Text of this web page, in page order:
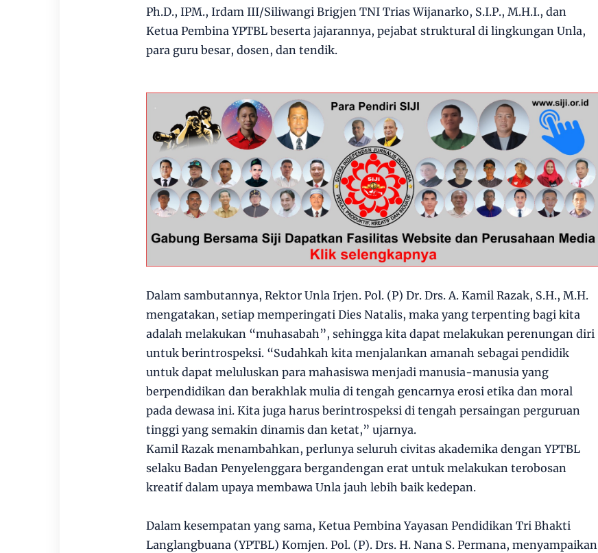
Ph.D., IPM., Irdam III/Siliwangi Brigjen TNI Trias Wijanarko, S.I.P., M.H.I., dan
Ketua Pembina YPTBL beserta jajarannya, pejabat struktural di lingkungan Unla,
para guru besar, dosen, dan tendik.
Dalam sambutannya, Rektor Unla Irjen. Pol. (P) Dr. Drs. A. Kamil Razak, S.H., M.H.
mengatakan, setiap memperingati Dies Natalis, maka yang terpenting bagi kita
adalah melakukan “muhasabah”, sehingga kita dapat melakukan perenungan diri
untuk berintrospeksi. “Sudahkah kita menjalankan amanah sebagai pendidik
untuk dapat meluluskan para mahasiswa menjadi manusia-manusia yang
berpendidikan dan berakhlak mulia di tengah gencarnya erosi etika dan moral
pada dewasa ini. Kita juga harus berintrospeksi di tengah persaingan perguruan
tinggi yang semakin dinamis dan ketat,” ujarnya.
Kamil Razak menambahkan, perlunya seluruh civitas akademika dengan YPTBL
selaku Badan Penyelenggara bergandengan erat untuk melakukan terobosan
kreatif dalam upaya membawa Unla jauh lebih baik kedepan.
Dalam kesempatan yang sama, Ketua Pembina Yayasan Pendidikan Tri Bhakti
Langlangbuana (YPTBL) Komjen. Pol. (P). Drs. H. Nana S. Permana, menyampaikan